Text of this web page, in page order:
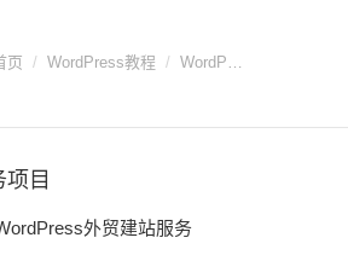
页 WordPress教程 WordP…
项目
外贸建站服务